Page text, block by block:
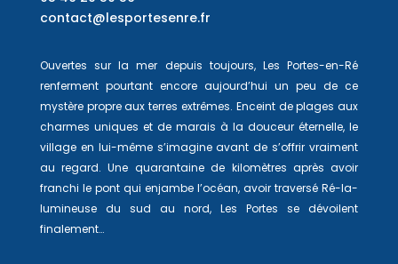
contact@lesportesenre.fr
Ouvertes sur la mer depuis toujours, Les Portes-en-Ré
renferment pourtant encore aujourd’hui un peu de ce
mystère propre aux terres extrêmes. Enceint de plages aux
charmes uniques et de marais à la douceur éternelle, le
village en lui-même s’imagine avant de s’offrir vraiment
au regard. Une quarantaine de kilomètres après avoir
franchi le pont qui enjambe l’océan, avoir traversé Ré-la-
lumineuse du sud au nord, Les Portes se dévoilent
finalement…